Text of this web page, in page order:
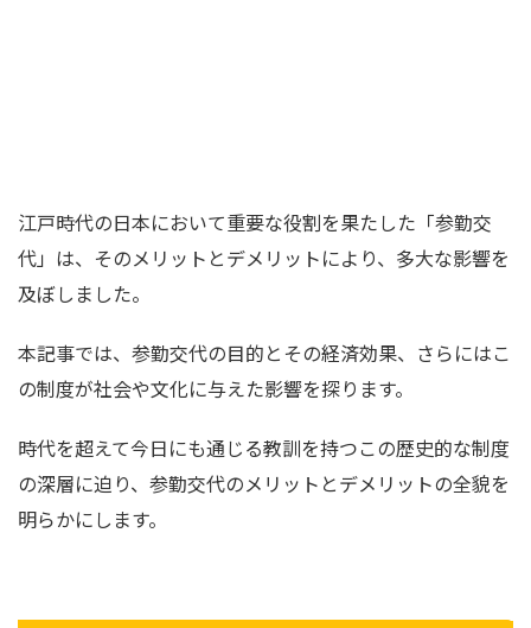
江戸時代の日本において重要な役割を果たした「参勤交
代」は、そのメリットとデメリットにより、多大な影響を
及ぼしました。
本記事では、参勤交代の目的とその経済効果、さらにはこ
の制度が社会や文化に与えた影響を探ります。
時代を超えて今日にも通じる教訓を持つこの歴史的な制度
の深層に迫り、参勤交代のメリットとデメリットの全貌を
明らかにします。